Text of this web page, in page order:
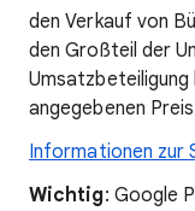
den Verkauf von
den Großteil der
angegebenen
Informationen zur
Wichtig: Google